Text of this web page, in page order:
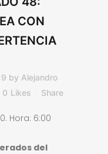
CON
by Alejandro
0 Likes Share
Hora: 6:00
del